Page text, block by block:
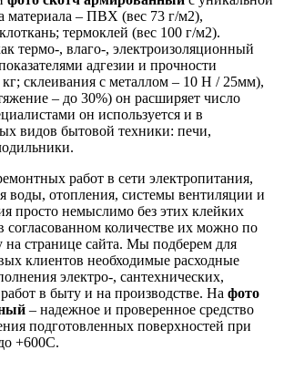
материала – ПВХ (вес 73 г/м2),
термоклей (вес 100 г/м2).
термо-, влаго-, электроизоляционный
адгезии и прочности
склеивания с металлом – 10 Н / 25мм),
– до 30%) он расширяет число
он используется и в
видов бытовой техники: печи,
работ в сети электропитания,
воды, отопления, системы вентиляции и
просто немыслимо без этих клейких
согласованном количестве их можно по
на странице сайта. Мы подберем для
клиентов необходимые расходные
электро-, сантехнических,
в быту и на производстве. На фото
– надежное и проверенное средство
подготовленных поверхностей при
+600С.